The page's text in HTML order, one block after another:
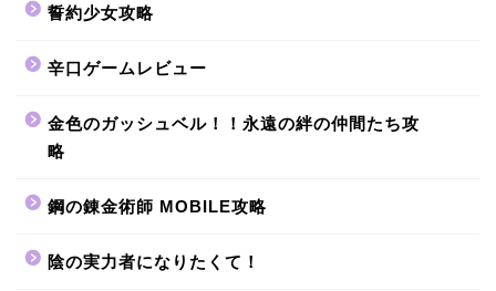
誓約少女攻略
辛口ゲームレビュー
金色のガッシュベル！！永遠の絆の仲間たち攻
略
鋼の錬金術師 MOBILE攻略
陰の実力者になりたくて！